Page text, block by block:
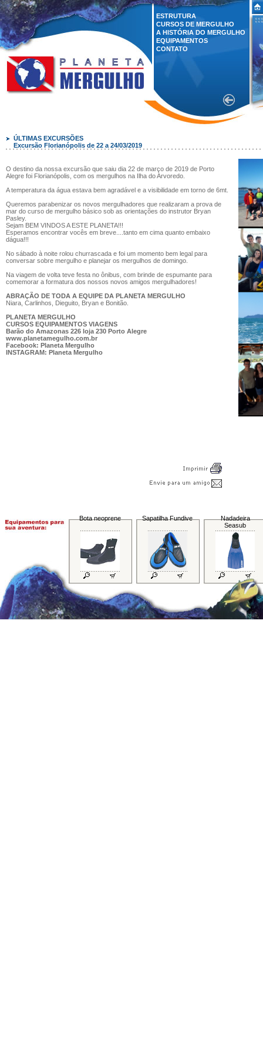
ESTRUTURA
CURSOS DE MERGULHO
A HISTÓRIA DO MERGULHO
EQUIPAMENTOS
CONTATO
ÚLTIMAS EXCURSÕES
Excursão Florianópolis de 22 a 24/03/2019
O destino da nossa excursão que saiu dia 22 de março de 2019 de Porto
Alegre foi Florianópolis, com os mergulhos na Ilha do Arvoredo.
A temperatura da água estava bem agradável e a visibilidade em torno de 6mt.
Queremos parabenizar os novos mergulhadores que realizaram a prova de
mar do curso de mergulho básico sob as orientações do instrutor Bryan
Pasley.
Sejam BEM VINDOS A ESTE PLANETA!!!
Esperamos encontrar vocês em breve....tanto em cima quanto embaixo
dágua!!!
No sábado à noite rolou churrascada e foi um momento bem legal para
conversar sobre mergulho e planejar os mergulhos de domingo.
Na viagem de volta teve festa no ônibus, com brinde de espumante para
comemorar a formatura dos nossos novos amigos mergulhadores!
ABRAÇÃO DE TODA A EQUIPE DA PLANETA MERGULHO
Niara, Carlinhos, Dieguito, Bryan e Bonitão.
PLANETA MERGULHO
CURSOS EQUIPAMENTOS VIAGENS
Barão do Amazonas 226 loja 230 Porto Alegre
www.planetamegulho.com.br
Facebook: Planeta Mergulho
INSTAGRAM: Planeta Mergulho
Bota neoprene Sapatilha Fundive
Nadadeira
Seasub